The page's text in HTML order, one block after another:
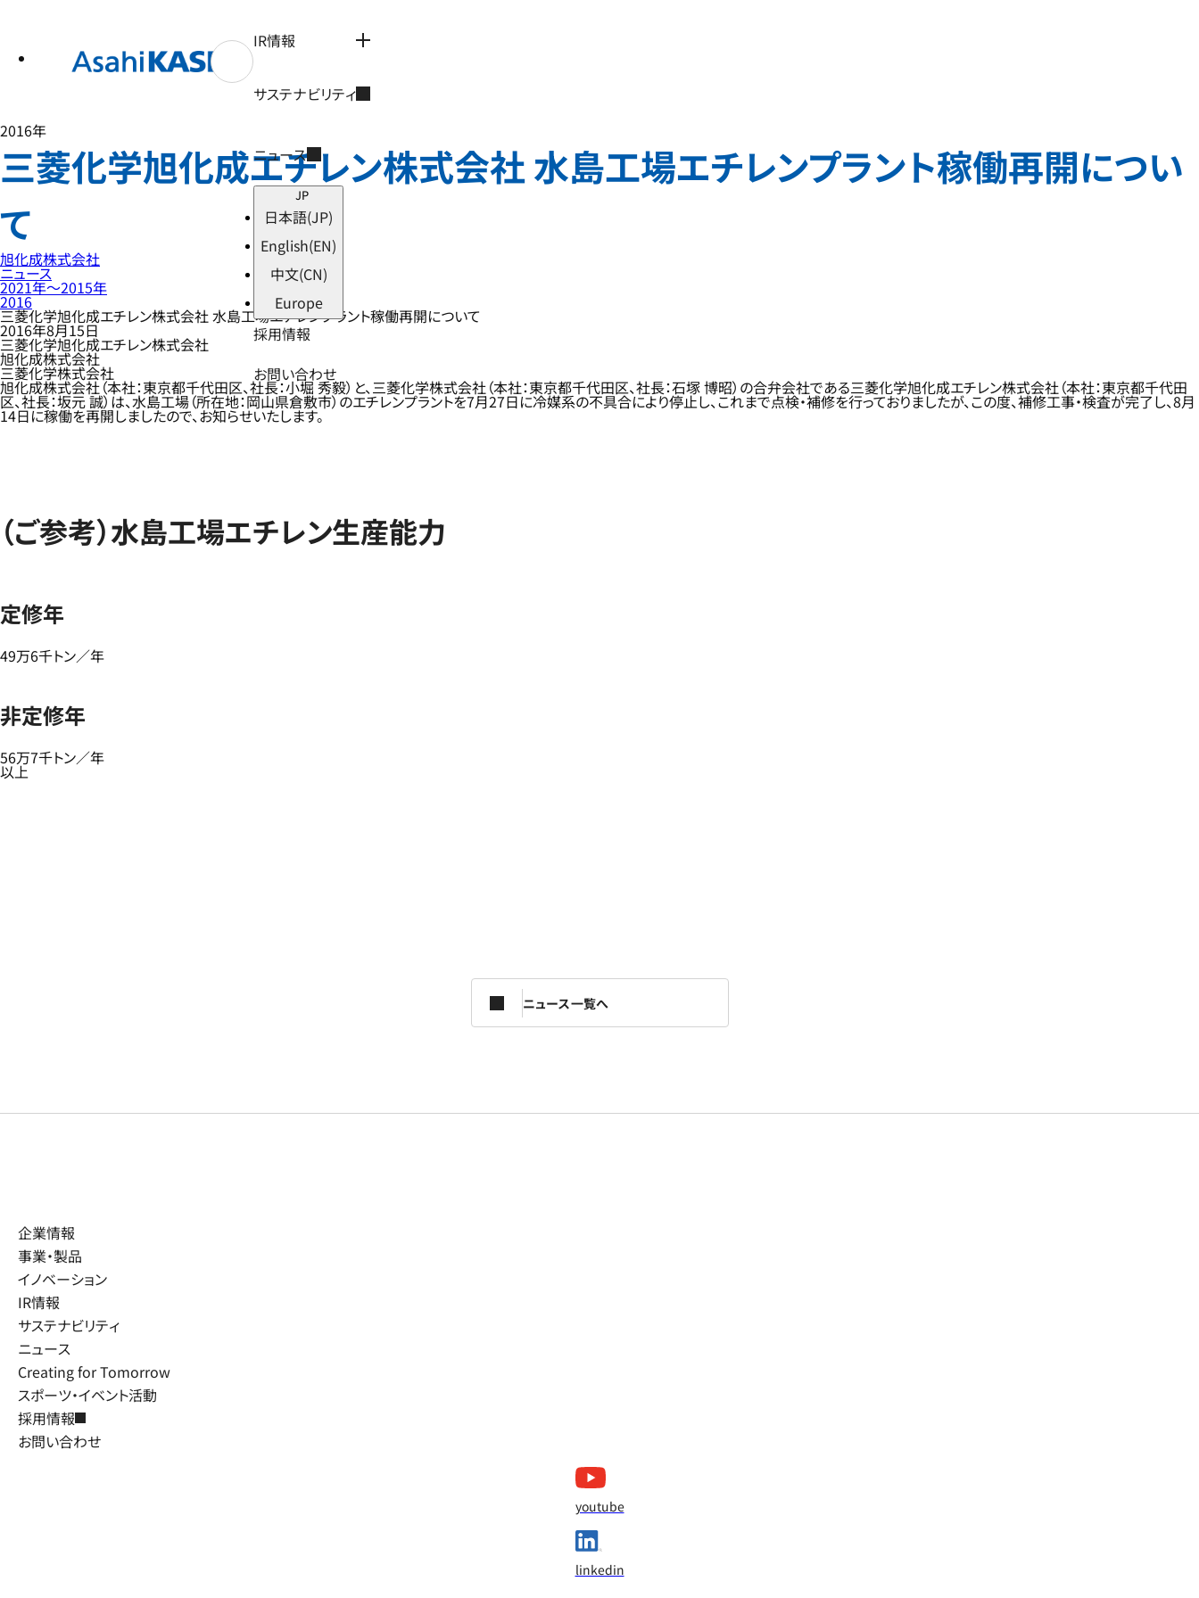
IR情報
サステナビリティ
ニュース
JP
日本語(JP)
English(EN)
中文(CN)
Europe
採用情報
お問い合わせ
2016年
三菱化学旭化成エチレン株式会社 水島工場エチレンプラント稼働再開につい
て
旭化成株式会社
ニュース
2021年〜2015年
2016
三菱化学旭化成エチレン株式会社 水島工場エチレンプラント稼働再開について
2016年8月15日
三菱化学旭化成エチレン株式会社
旭化成株式会社
三菱化学株式会社
旭化成株式会社（本社：東京都千代田区、社長：小堀 秀毅）と、三菱化学株式会社（本社：東京都千代田区、社長：石塚 博昭）の合弁会社である三菱化学旭化成エチレン株式会社（本社：東京都千代田
区、社長：坂元 誠）は、水島工場（所在地：岡山県倉敷市）のエチレンプラントを7月27日に冷媒系の不具合により停止し、これまで点検・補修を行っておりましたが、この度、補修工事・検査が完了し、8月
14日に稼働を再開しましたので、お知らせいたします。
（ご参考）水島工場エチレン生産能力
定修年
49万6千トン／年
非定修年
56万7千トン／年
以上
ニュース一覧へ
企業情報
事業・製品
イノベーション
IR情報
サステナビリティ
ニュース
Creating for Tomorrow
スポーツ・イベント活動
採用情報
お問い合わせ
youtube
linkedin